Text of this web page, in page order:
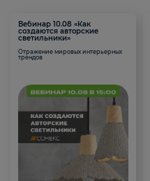
Вебинар 10.08 «Как
создаются авторские
светильники»
Отражение мировых интерьерных
трендов